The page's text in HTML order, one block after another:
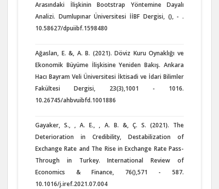
Arasındaki İlişkinin Bootstrap Yöntemine Dayalı
Analizi. Dumlupınar Üniversitesi İİBF Dergisi, (), - .
10.58627/dpuiibf.1598480
Ağaslan, E. &, A. B. (2021). Döviz Kuru Oynaklığı ve
Ekonomik Büyüme İlişkisine Yeniden Bakış. Ankara
Hacı Bayram Veli Üniversitesi İktisadi ve İdari Bilimler
Fakültesi Dergisi, 23(3),1001 - 1016.
10.26745/ahbvuibfd.1001886
Gayaker, S., , A. E., , A. B. &, Ç. S. (2021). The
Deterioration in Credibility, Destabilization of
Exchange Rate and The Rise in Exchange Rate Pass-
Through in Turkey. International Review of
Economics & Finance, 76(),571 - 587.
10.1016/j.iref.2021.07.004